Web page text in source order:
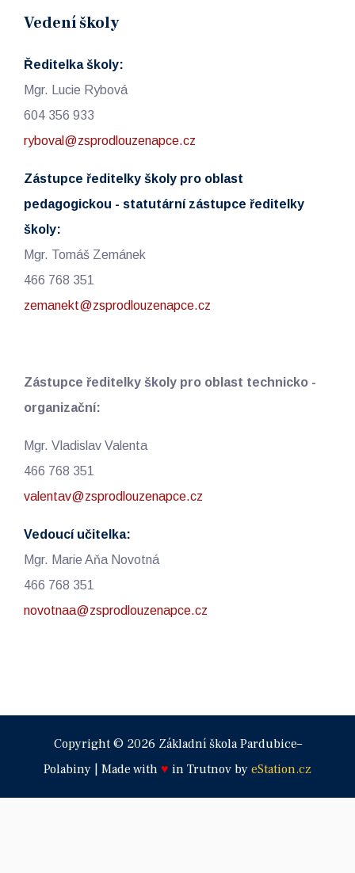
Vedení školy
Ředitelka školy:
Mgr. Lucie Rybová
604 356 933
ryboval@zsprodlouzenapce.cz
Zástupce ředitelky školy pro oblast
pedagogickou - statutární zástupce ředitelky
školy:
Mgr. Tomáš Zemánek
466 768 351
zemanekt@zsprodlouzenapce.cz
Zástupce ředitelky školy pro oblast technicko -
organizační:
Mgr. Vladislav Valenta
466 768 351
valentav@zsprodlouzenapce.cz
Vedoucí učitelka:
Mgr. Marie Aňa Novotná
466 768 351
novotnaa@zsprodlouzenapce.cz
Copyright © 2026 Základní škola Pardubice–
Polabiny | Made with ♥ in Trutnov by eStation.cz